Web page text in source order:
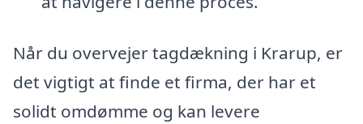
Når du overvejer tagdækning i Krarup, er
det vigtigt at finde et firma, der har et
solidt omdømme og kan levere